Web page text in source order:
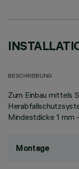
BESCHREIBUNG
Zum Einbau mittels
Mindestdicke 1 mm
Montage